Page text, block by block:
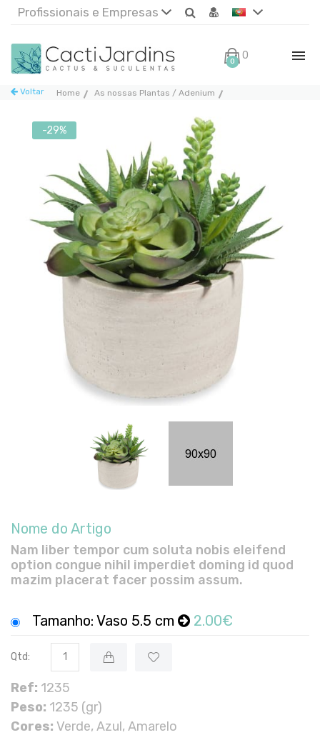
Profissionais e Empresas
0 0€
Home As nossas Plantas / Adenium
Voltar
-29%
Nome do Artigo
Nam liber tempor cum soluta nobis eleifend
option congue nihil imperdiet doming id quod
mazim placerat facer possim assum.
Tamanho: Vaso 5.5 cm 2.00€
Qtd:
Ref: 1235
Peso: 1235 (gr)
Cores: Verde, Azul, Amarelo